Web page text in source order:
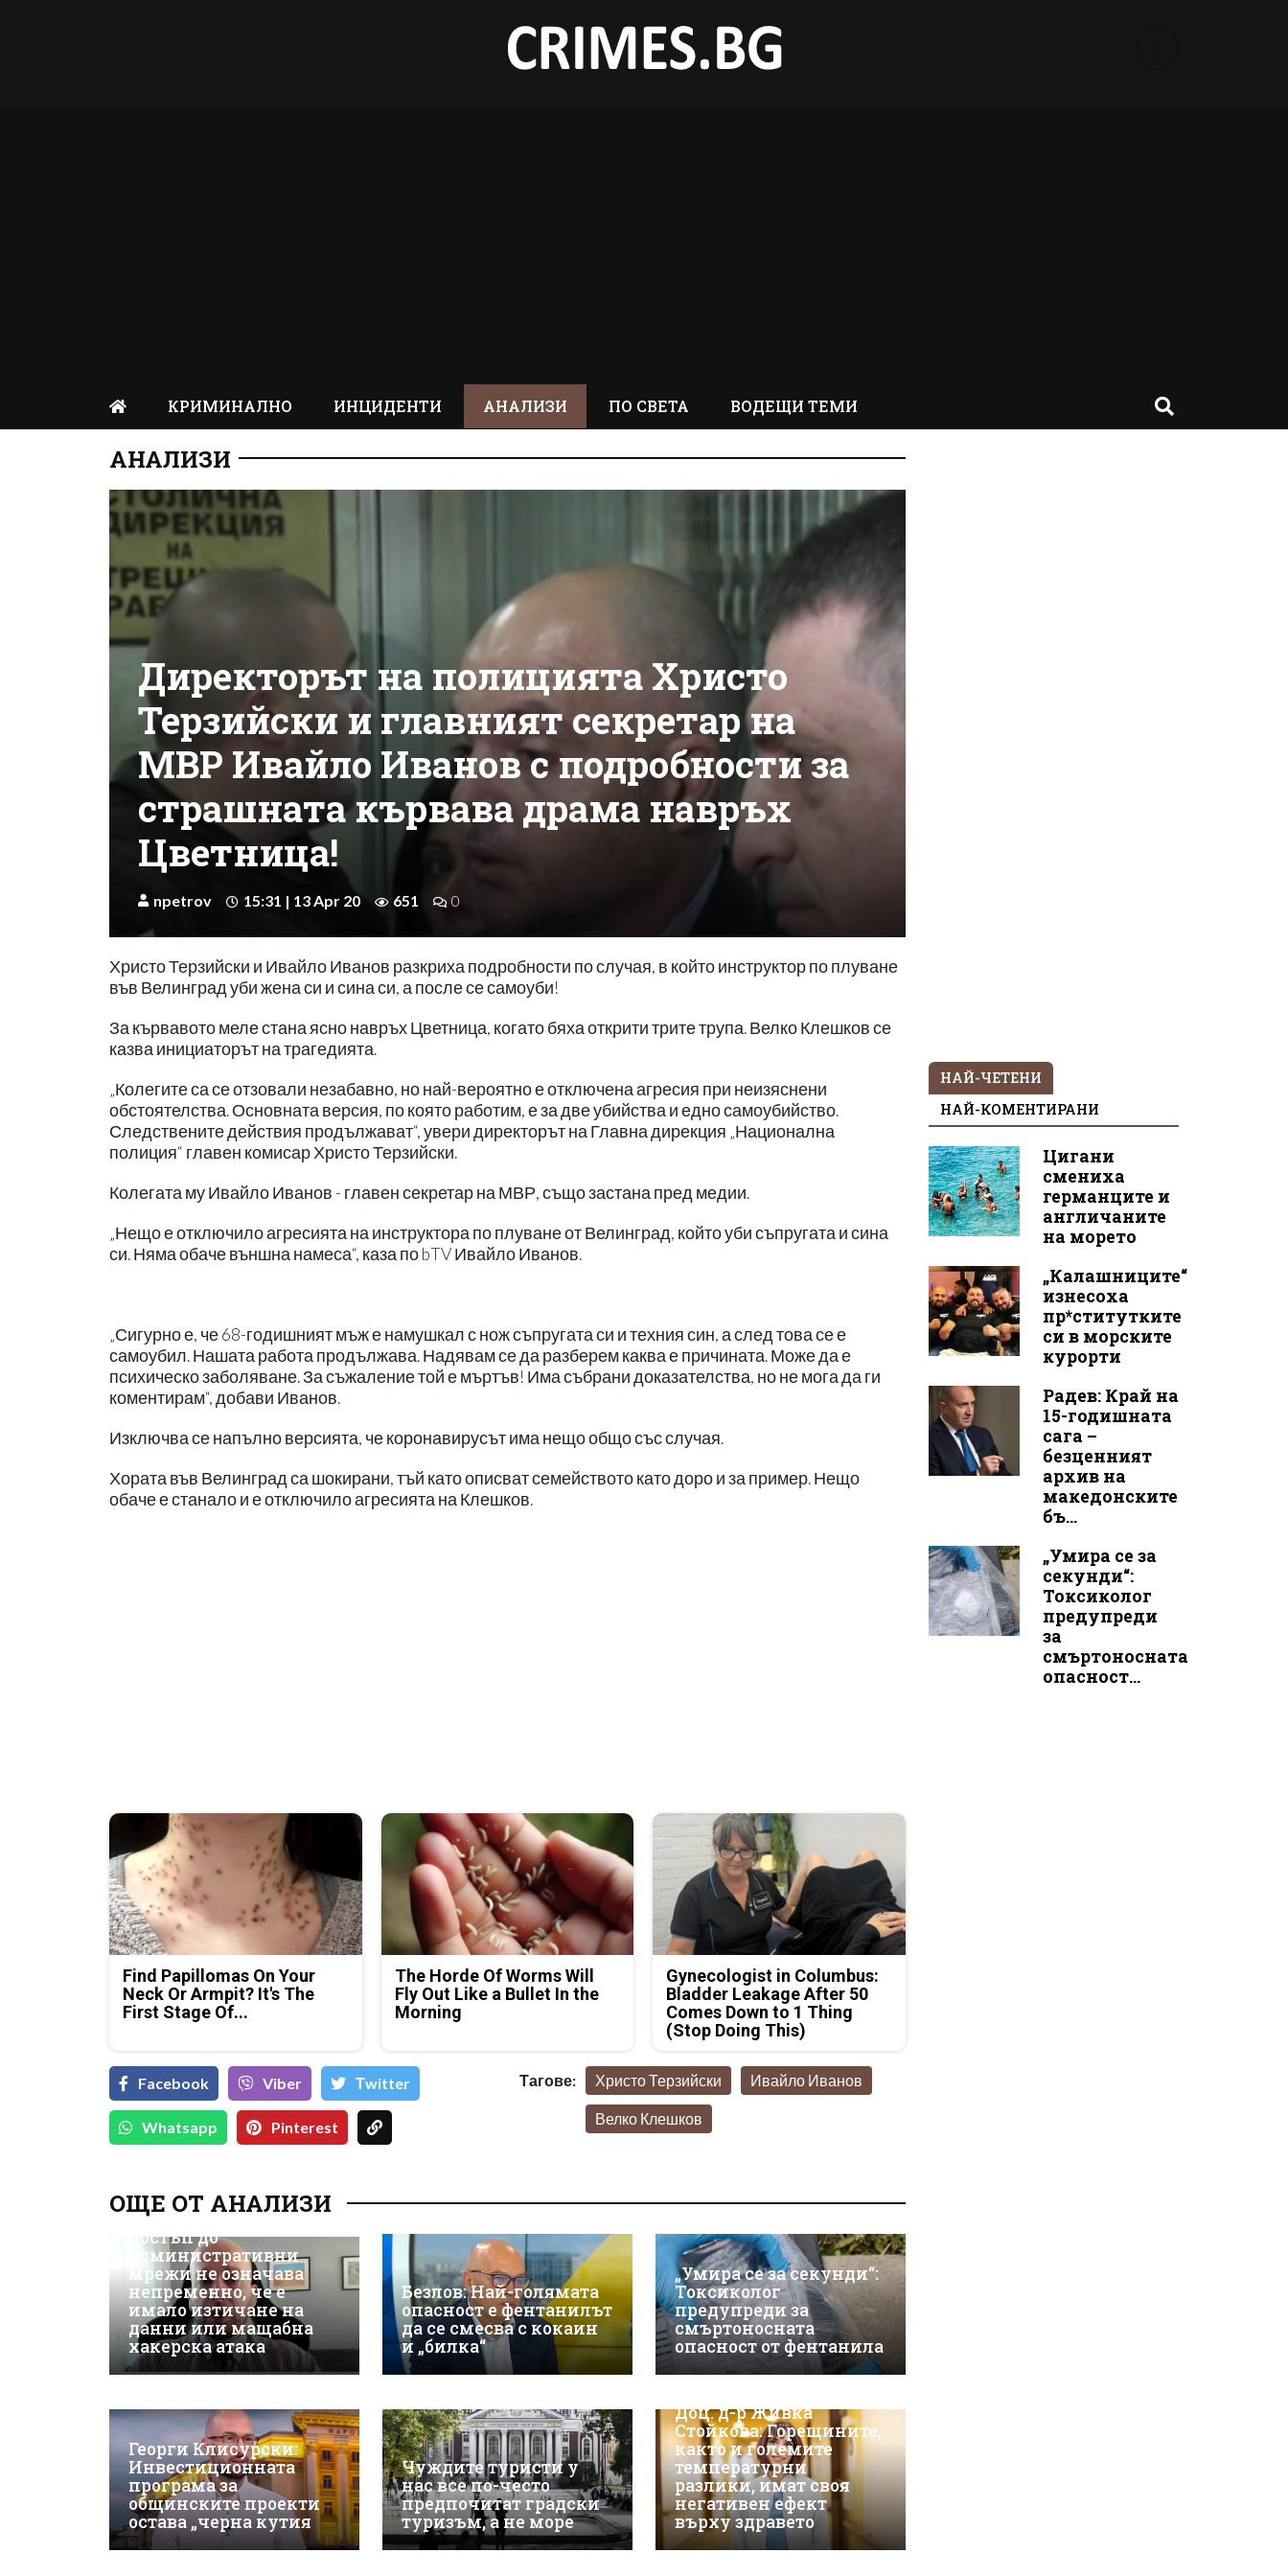
КРИМИНАЛНО ИНЦИДЕНТИ АНАЛИЗИ ПО СВЕТА ВОДЕЩИ ТЕМИ
АНАЛИЗИ
Директорът на полицията Христо
Терзийски и главният секретар на
МВР Ивайло Иванов с подробности за
страшната кървава драма навръх
Цветница!
npetrov 15:31 | 13 Apr 20 651 0
Христо Терзийски и Ивайло Иванов разкриха подробности по случая, в който инструктор по плуване
във Велинград уби жена си и сина си, а после се самоуби!
За кървавото меле стана ясно навръх Цветница, когато бяха открити трите трупа. Велко Клешков се
казва инициаторът на трагедията.
„Колегите са се отзовали незабавно, но най-вероятно е отключена агресия при неизяснени
обстоятелства. Основната версия, по която работим, е за две убийства и едно самоубийство.
Следствените действия продължават“, увери директорът на Главна дирекция „Национална
полиция“ главен комисар Христо Терзийски.
Колегата му Ивайло Иванов - главен секретар на МВР, също застана пред медии.
„Нещо е отключило агресията на инструктора по плуване от Велинград, който уби съпругата и сина
си. Няма обаче външна намеса“, каза по bTV Ивайло Иванов.
„Сигурно е, че 68-годишният мъж е намушкал с нож съпругата си и техния син, а след това се е
самоубил. Нашата работа продължава. Надявам се да разберем каква е причината. Може да е
психическо заболяване. За съжаление той е мъртъв! Има събрани доказателства, но не мога да ги
коментирам“, добави Иванов.
Изключва се напълно версията, че коронавирусът има нещо общо със случая.
Хората във Велинград са шокирани, тъй като описват семейството като доро и за пример. Нещо
обаче е станало и е отключило агресията на Клешков.
Find Papillomas On Your
Neck Or Armpit? It's The
First Stage Of...
The Horde Of Worms Will
Fly Out Like a Bullet In the
Morning
Gynecologist in Columbus:
Bladder Leakage After 50
Comes Down to 1 Thing
(Stop Doing This)
Facebook Viber Тwitter
Whatsapp Pinterest
Тагове: Христо Терзийски Ивайло Иванов
Велко Клешков
ОЩЕ ОТ АНАЛИЗИ
киберсигурност:
Неоторизираният
достъп до
административни
мрежи не означава
непременно, че е
имало изтичане на
данни или мащабна
хакерска атака
Безлов: Най-голямата
опасност е фентанилът
да се смесва с кокаин
и „билка“
„Умира се за секунди“:
Токсиколог
предупреди за
смъртоносната
опасност от фентанила
Георги Клисурски:
Инвестиционната
програма за
общинските проекти
остава „черна кутия
Чуждите туристи у
нас все по-често
предпочитат градски
туризъм, а не море
Доц. д-р Живка
Стойкова: Горещините,
както и големите
температурни
разлики, имат своя
негативен ефект
върху здравето
НАЙ-ЧЕТЕНИ
НАЙ-КОМЕНТИРАНИ
Цигани
смениха
германците и
англичаните
на морето
„Калашниците“
изнесоха
пр*ститутките
си в морските
курорти
Радев: Край на
15-годишната
сага –
безценният
архив на
македонските
бъ...
„Умира се за
секунди“:
Токсиколог
предупреди
за
смъртоносната
опасност...